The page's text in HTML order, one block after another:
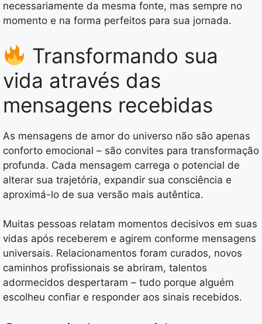
necessariamente da mesma fonte, mas sempre no
momento e na forma perfeitos para sua jornada.
Transformando sua
vida através das
mensagens recebidas
As mensagens de amor do universo não são apenas
conforto emocional – são convites para transformação
profunda. Cada mensagem carrega o potencial de
alterar sua trajetória, expandir sua consciência e
aproximá-lo de sua versão mais autêntica.
Muitas pessoas relatam momentos decisivos em suas
vidas após receberem e agirem conforme mensagens
universais. Relacionamentos foram curados, novos
caminhos profissionais se abriram, talentos
adormecidos despertaram – tudo porque alguém
escolheu confiar e responder aos sinais recebidos.